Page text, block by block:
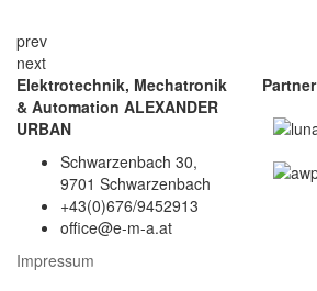
prev
next
Elektrotechnik, Mechatronik
& Automation ALEXANDER
URBAN
Schwarzenbach 30,
9701 Schwarzenbach
+43(0)676/9452913
office@e-m-a.at
Impressum
Partner